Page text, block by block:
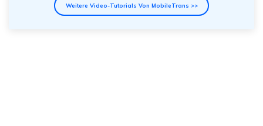
Weitere Video-Tutorials Von MobileTrans >>